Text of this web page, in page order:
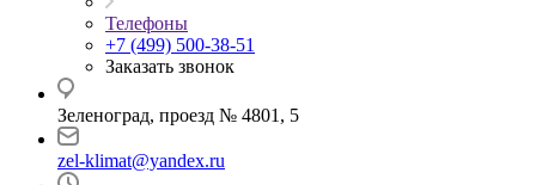
Телефоны
+7 (499) 500-38-51
Заказать звонок
Зеленоград, проезд № 4801, 5
zel-klimat@yandex.ru